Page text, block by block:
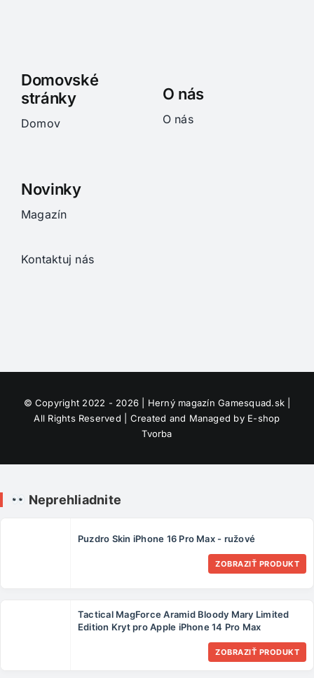
Domovské
stránky
Domov
O nás
O nás
Novinky
Magazín
Kontaktuj nás
© Copyright 2022 - 2026 | Herný magazínGamesquad.sk
All Rights Reserved | Created and Managed by E-shop
Tvorba
Neprehliadnite
Puzdro Skin iPhone 16 Pro Max - ružové
ZOBRAZIŤ PRODUKT
Tactical MagForce Aramid Bloody Mary Limited
Edition Kryt pro Apple iPhone 14 Pro Max
ZOBRAZIŤ PRODUKT